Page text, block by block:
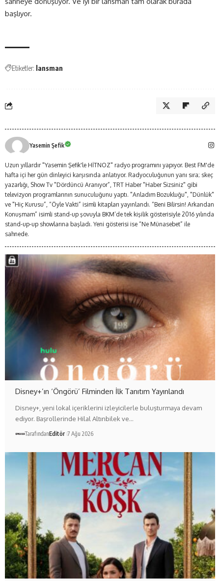
başlıyor.
Etiketler: lansman
Yasemin Şefik
Uzun yıllardır "Yasemin Şefik'le HİTNOZ" radyo programını yapıyor. Best FM'de
hafta içi her gün dinleyici karşısında anlatıyor. Radyoculuğunun yanı sıra; skeç
yazarlığı, Show Tv "Dördüncü Aranıyor”, TRT Haber "Haber Sizsiniz" gibi
televizyon programlarının sunuculuğunu yaptı. "Anladım Bozukluğu", "Dünlük"
ve "Hiç Kurusu”, “Öyle Vakti” isimli kitapları yayınlandı. “Beni Bilirsin! Arkandan
Konuşmam” isimli stand-up şovuyla BKM’de tek kişilik gösterisiyle 2016 yılında
stand-up-up showlarına başladı. Yeni gösterisi ise “Ne Münasebet” ile
sahnede.
Disney+’ın ‘Öngörü’ Filminden İlk Tanıtım Yayınlandı
Disney+, yeni lokal içeriklerini izleyicilerle buluşturmaya devam
ediyor. Başrollerinde Hilal Altınbilek ve…
TarafındanEditör 7 Ağu 2026